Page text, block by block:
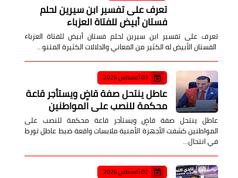
تعرف على تفسير ابن سيرين لحلم
فستان أبيض للفتاة العزباء
تعرف على تفسير ابن سيرين لحلم فستان أبيض للفتاة العزباء
الفستان الأبيض له الكثير من المعاني والدلالات الكثيرة المتنو…
03 أغسطس 2026
عاطل ينتحل صفة قاضٍ ويستأجر قاعة
محكمة للنصب على المواطنين
عاطل ينتحل صفة قاضٍ ويستأجر قاعة محكمة للنصب على
المواطنين كشفت الأجهزة الأمنية ملابسات واقعة ضبط عاطل تورط
في انتحال…
02 أغسطس 2026